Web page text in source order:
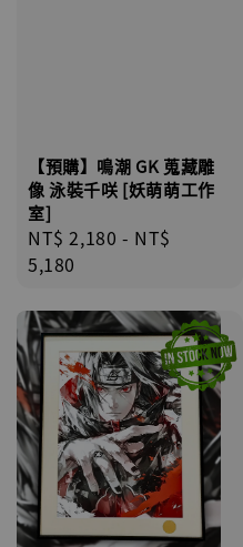
【預購】鳴潮 GK 蒐藏雕
像 泳裝千咲 [妖萌萌工作
室]
Regular
price
NT$ 2,180 - NT$
5,180